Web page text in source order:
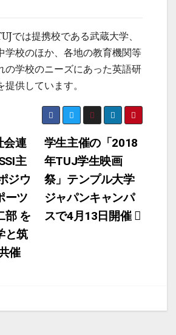
では提携校である武蔵大学、
学校のほか、各地の教育機関等
の学校のニーズにあった英語研
供しています。
学生主催の「2018
年TUJ学生映画
祭」テンプル大学
ジャパンキャンパ
スで4月13日開催
会連
主
ジウ
ーツ
部 ​を
と筑
催